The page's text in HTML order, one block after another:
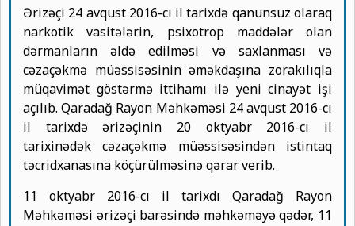
Ərizəçi 24 avqust 2016-cı il tarixdə qanunsuz olaraq
narkotik vasitələrin, psixotrop maddələr olan
dərmanların əldə edilməsi və saxlanması və
cəzaçəkmə müəssisəsinin əməkdaşına zorakılıqla
müqavimət göstərmə ittihamı ilə yeni cinayət işi
açılıb. Qaradağ Rayon Məhkəməsi 24 avqust 2016-cı
il tarixdə ərizəçinin 20 oktyabr 2016-cı il
tarixinədək cəzaçəkmə müəssisəsindən istintaq
təcridxanasına köçürülməsinə qərar verib.
11 oktyabr 2016-cı il tarixdı Qaradağ Rayon
Məhkəməsi ərizəçi barəsində məhkəməyə qədər, 11